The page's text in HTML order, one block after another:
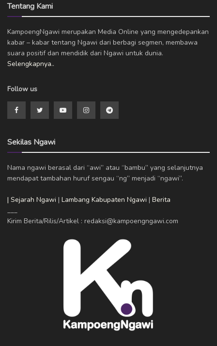
Tentang Kami
KampoengNgawi merupakan Media Online yang mengedepankan
kabar – kabar tentang Ngawi dari berbagi segmen, membawa
suara positif dan mendidik dari Ngawi untuk dunia.
Selengkapnya..
Follow us
Sekilas Ngawi
Nama ngawi berasal dari “awi” atau “bambu” yang selanjutnya
mendapat tambahan huruf sengau “ng” menjadi “ngawi”.
| Sejarah Ngawi | Lambang Kabupaten Ngawi | Berita
Kirim Berita/Rilis/Artikel : redaksi@kampoengngawi.com